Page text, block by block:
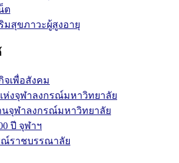
ต
มสุขภาวะผู้สูงอายุ
เพื่อสังคม
ห่งจุฬาลงกรณ์มหาวิทยาลัย
นจุฬาลงกรณ์มหาวิทยาลัย
ปี จุฬาฯ
ณ์ราชบรรณาลัย